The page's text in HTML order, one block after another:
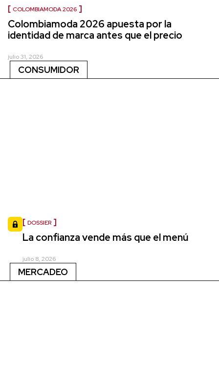
COLOMBIAMODA 2026
Colombiamoda 2026 apuesta por la
identidad de marca antes que el precio
julio 31, 2026
CONSUMIDOR
DOSSIER
La confianza vende más que el menú
julio 8, 2026
MERCADEO